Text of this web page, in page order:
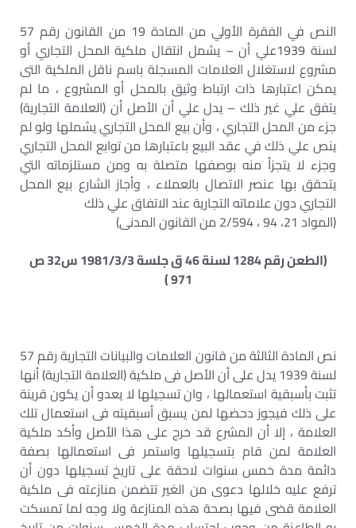
النص في الفقرة الأولي من المادة 19 من القانون رقم 57
لسنة 1939علي أن – يشمل انتقال ملكية المحل التجاري أو
مشروع لاستغلال العلامات المسجلة باسم ناقل الملكية التى
يمكن اعتبارها ذات ارتباط وثيق بالمحل أو المشروع ، ما لم
يتفق علي غير ذلك – يدل علي أن الأصل أن (العلامة التجارية)
جزء من المحل التجاري ، وأن بيع المحل التجاري يشملها ولو لم
ينص علي ذلك في عقد البيع باعتبارها من توابع المحل التجاري
وجزء لا يتجزأ منه بوصفها متصلة به ومن مستلزماته التي
يتحقق بها عنصر الاتصال بالعملاء ، وأجاز الشارع بيع المحل
التجاري دون علاماته التجارية عند الاتفاق علي ذلك
(المواد 21، 94 ، 2/594 من القانون المدنى)
(الطعن رقم 1284 لسنة 46 ق جلسة 1981/3/3 س32 ص
971 )
نص المادة الثالثة من قانون العلامات والبيانات التجارية رقم 57
لسنة 1939 يدل على أن الأصل فى ملكية (العلامة التجارية) أنها
تثبت بأسبقية استعمالها ، وان تسجيلها لا يعدو أن يكون قرينة
على ذلك فيجوز دحضها لمن يسبق أسبقيته فى استعمال تلك
العلامة ، إلا أن المشرع قد خرج على هذا الأصل وأكد ملكية
العلامة لمن قام بتسجيلها واستمر فى استعمالها بصفة
دائمة مدة خمس سنوات لاحقة على تاريخ تسجيلها دون أن
ترفع عليه خلالها دعوى من الغير تتضمن منازعته فى ملكية
العلامة قضى فيها بصحة هذه المنازعة ولا وجه لما تمسكت